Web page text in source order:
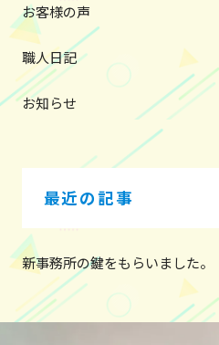
お客様の声
職人日記
お知らせ
最近の記事
新事務所の鍵をもらいました。